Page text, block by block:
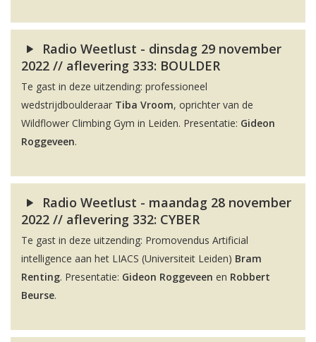
Radio Weetlust - dinsdag 29 november
2022 // aflevering 333: BOULDER
Te gast in deze uitzending: professioneel
wedstrijdboulderaar Tiba Vroom, oprichter van de
Wildflower Climbing Gym in Leiden. Presentatie: Gideon
Roggeveen.
Radio Weetlust - maandag 28 november
2022 // aflevering 332: CYBER
Te gast in deze uitzending: Promovendus Artificial
intelligence aan het LIACS (Universiteit Leiden) Bram
Renting. Presentatie: Gideon Roggeveen en Robbert
Beurse.